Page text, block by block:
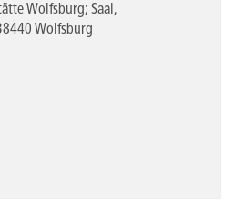
Wolfsburg; Saal,
Wolfsburg